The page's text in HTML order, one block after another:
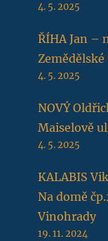
4. 5. 2025
ŘÍHA Jan –
4. 5. 2025
NOVÝ
Maiselově
4. 5. 2025
KALABIS
Na domě
Vinohrady
19. 11. 2024